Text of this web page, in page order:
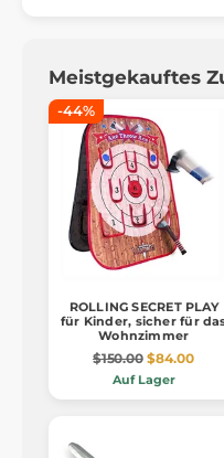
Meistgekauftes
-44%
ROLLING SECRET PLAY
für Kinder, sicher für
Wohnzimmer
$150.00 $84.00
Auf Lager